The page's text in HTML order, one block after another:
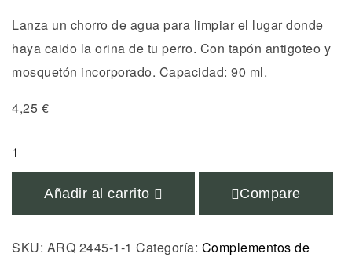
Lanza un chorro de agua para limpiar el lugar donde
haya caido la orina de tu perro. Con tapón antigoteo y
mosquetón incorporado. Capacidad: 90 ml.
4,25 €
Añadir al carrito Compare
SKU: ARQ 2445-1-1 Categoría: Complementos de